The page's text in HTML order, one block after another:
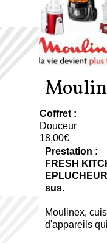
Coffret :
Douceur
18,00€
Prestation :
FRESH
sus.
Moulinex,
d'appareils